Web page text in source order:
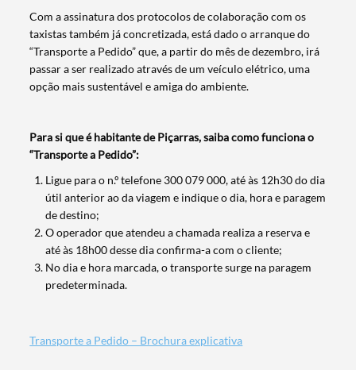
Termo de Pesquisa
Categorias gerais
Com a assinatura dos protocolos de colaboração com os
taxistas também já concretizada, está dado o arranque do
“Transporte a Pedido” que, a partir do mês de dezembro, irá
passar a ser realizado através de um veículo elétrico, uma
opção mais sustentável e amiga do ambiente.
Para si que é habitante de Piçarras, saiba como funciona o
“Transporte a Pedido”:
Ligue para o n.º telefone 300 079 000, até às 12h30 do dia
útil anterior ao da viagem e indique o dia, hora e paragem
de destino;
O operador que atendeu a chamada realiza a reserva e
até às 18h00 desse dia confirma-a com o cliente;
No dia e hora marcada, o transporte surge na paragem
predeterminada.
Transporte a Pedido – Brochura explicativa